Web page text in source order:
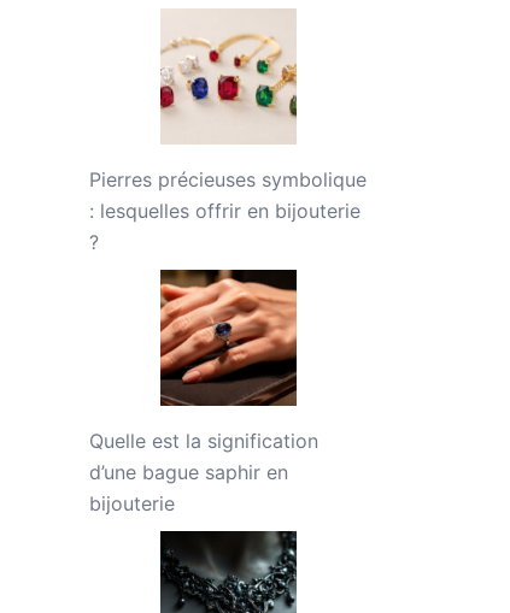
Pierres précieuses symbolique
: lesquelles offrir en bijouterie
?
Quelle est la signification
d’une bague saphir en
bijouterie